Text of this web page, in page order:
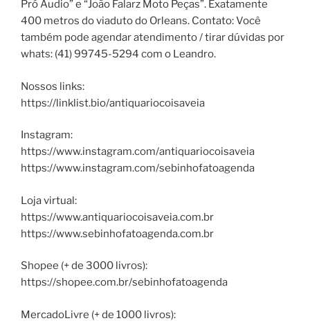
Pró Audio” e “João Falarz Moto Peças”. Exatamente
400 metros do viaduto do Orleans. Contato: Você
também pode agendar atendimento / tirar dúvidas por
whats: (41) 99745-5294 com o Leandro.
Nossos links:
https://linklist.bio/antiquariocoisaveia
Instagram:
https://www.instagram.com/antiquariocoisaveia
https://www.instagram.com/sebinhofatoagenda
Loja virtual:
https://www.antiquariocoisaveia.com.br
https://www.sebinhofatoagenda.com.br
Shopee (+ de 3000 livros):
https://shopee.com.br/sebinhofatoagenda
MercadoLivre (+ de 1000 livros):